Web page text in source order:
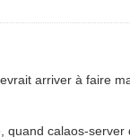
arriver à faire
calaos-